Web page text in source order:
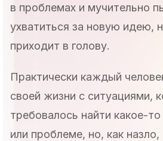
в проблемах и мучительно
ухватиться за новую идею,
приходит в голову.
Практически каждый
своей жизни с ситуациями,
требовалось найти какое-
или проблеме, но, как